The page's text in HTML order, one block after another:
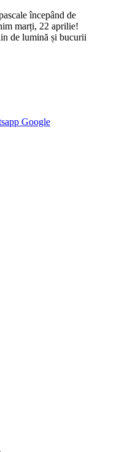
începând de
marți, 22 aprilie!
de lumină și bucurii
Google